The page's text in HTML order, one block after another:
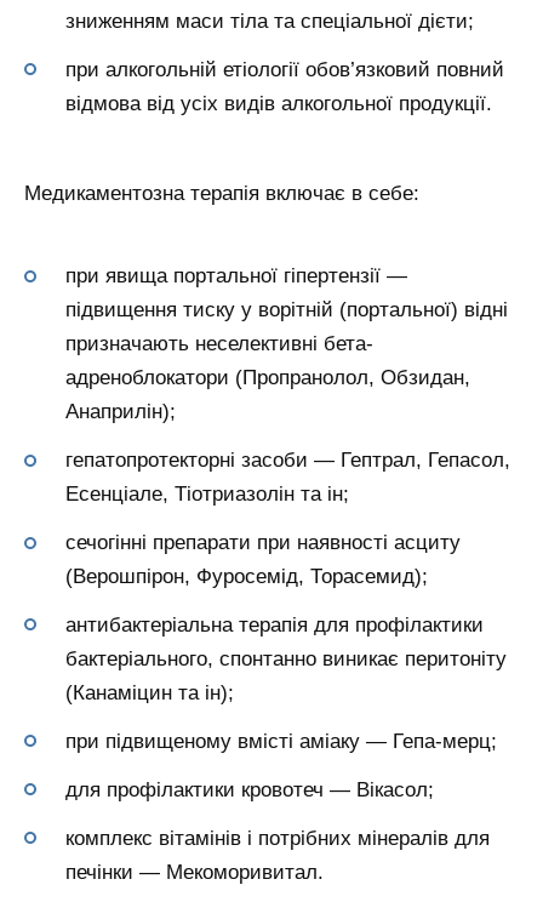
зниженням маси тіла та спеціальної дієти;
при алкогольній етіології обов’язковий повний
відмова від усіх видів алкогольної продукції.
Медикаментозна терапія включає в себе:
при явища портальної гіпертензії —
підвищення тиску у ворітній (портальної) відні
призначають неселективні бета-
адреноблокатори (Пропранолол, Обзидан,
Анаприлін);
гепатопротекторні засоби — Гептрал, Гепасол,
Есенціале, Тіотриазолін та ін;
сечогінні препарати при наявності асциту
(Верошпірон, Фуросемід, Торасемид);
антибактеріальна терапія для профілактики
бактеріального, спонтанно виникає перитоніту
(Канаміцин та ін);
при підвищеному вмісті аміаку — Гепа-мерц;
для профілактики кровотеч — Вікасол;
комплекс вітамінів і потрібних мінералів для
печінки — Мекоморивитал.